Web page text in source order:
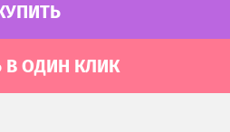
В ОДИН КЛИК